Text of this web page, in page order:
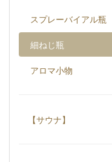
スプレーバイアル瓶
細ねじ瓶
アロマ小物
【サウナ】